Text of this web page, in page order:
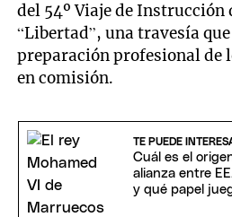
del 54º Viaje de Instrucción
“Libertad”, una travesía
preparación profesional de
en comisión.
TE PUEDE
Cuál es el
alianza entre
y qué papel